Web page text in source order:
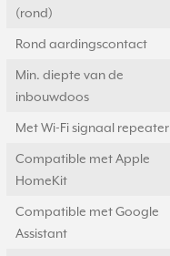
(rond)
Rond aardingscontact
Min. diepte van de
inbouwdoos
Met Wi-Fi signaal repeater
Compatible met Apple
HomeKit
Compatible met Google
Assistant